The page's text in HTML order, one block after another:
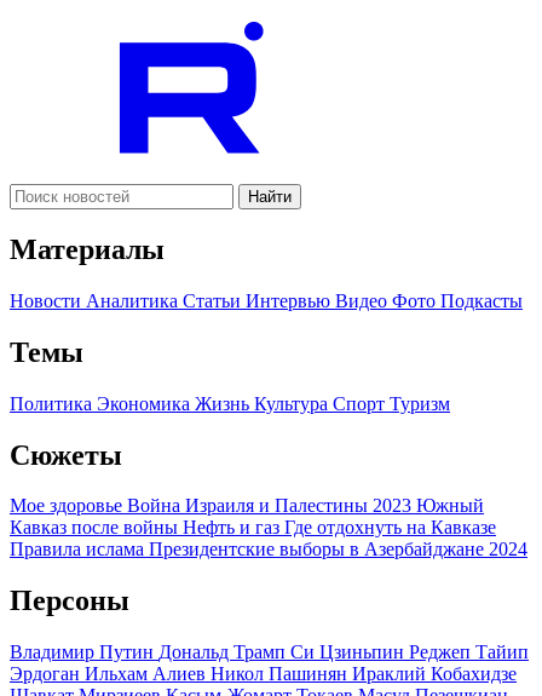
Найти
Материалы
Новости Аналитика Статьи Интервью Видео Фото Подкасты
Темы
Политика Экономика Жизнь Культура Спорт Туризм
Сюжеты
Мое здоровье Война Израиля и Палестины 2023 Южный
Кавказ после войны Нефть и газ Где отдохнуть на Кавказе
Правила ислама Президентские выборы в Азербайджане 2024
Персоны
Владимир Путин Дональд Трамп Си Цзиньпин Реджеп Тайип
Эрдоган Ильхам Алиев Никол Пашинян Ираклий Кобахидзе